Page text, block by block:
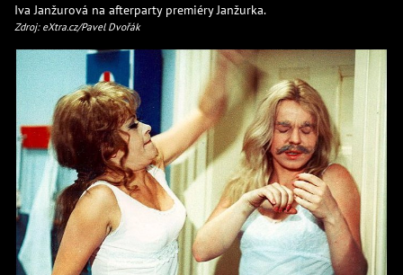
Iva Janžurová na afterparty premiéry Janžurka.
Zdroj: eXtra.cz/Pavel Dvořák